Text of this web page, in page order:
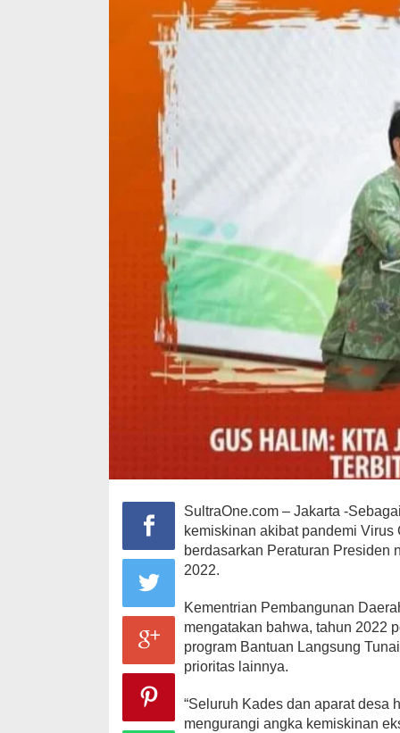
SultraOne.com – Jakarta -
kemiskinan akibat pandemi
berdasarkan Peraturan Presiden
2022.
Kementrian Pembangunan
mengatakan bahwa, tahun 2022
program Bantuan Langsung
prioritas lainnya.
“Seluruh Kades dan aparat desa
mengurangi angka kemiskinan